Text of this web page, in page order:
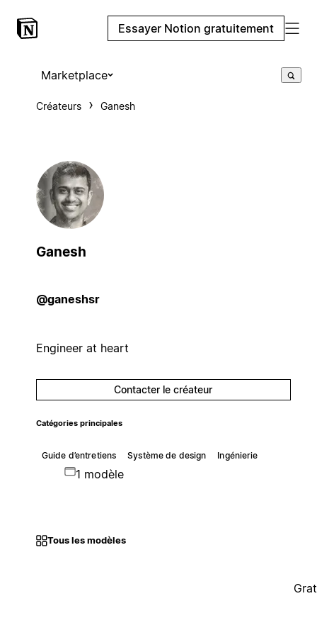
Essayer Notion gratuitement
Marketplace
Créateurs Ganesh
Ganesh
@ganeshsr
Engineer at heart
Contacter le créateur
Catégories principales
Guide d’entretiens Système de design Ingénierie
1 modèle
Tous les modèles